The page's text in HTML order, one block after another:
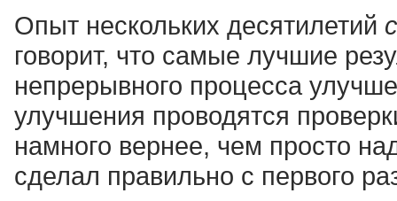
Опыт нескольких десятилетий
говорит, что самые лучшие
непрерывного процесса
улучшения проводятся
намного вернее, чем просто
сделал правильно с первого